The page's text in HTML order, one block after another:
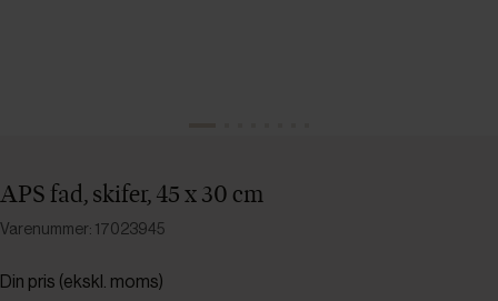
APS fad, skifer, 45 x 30 cm
Varenummer: 17023945
Din pris (ekskl. moms)